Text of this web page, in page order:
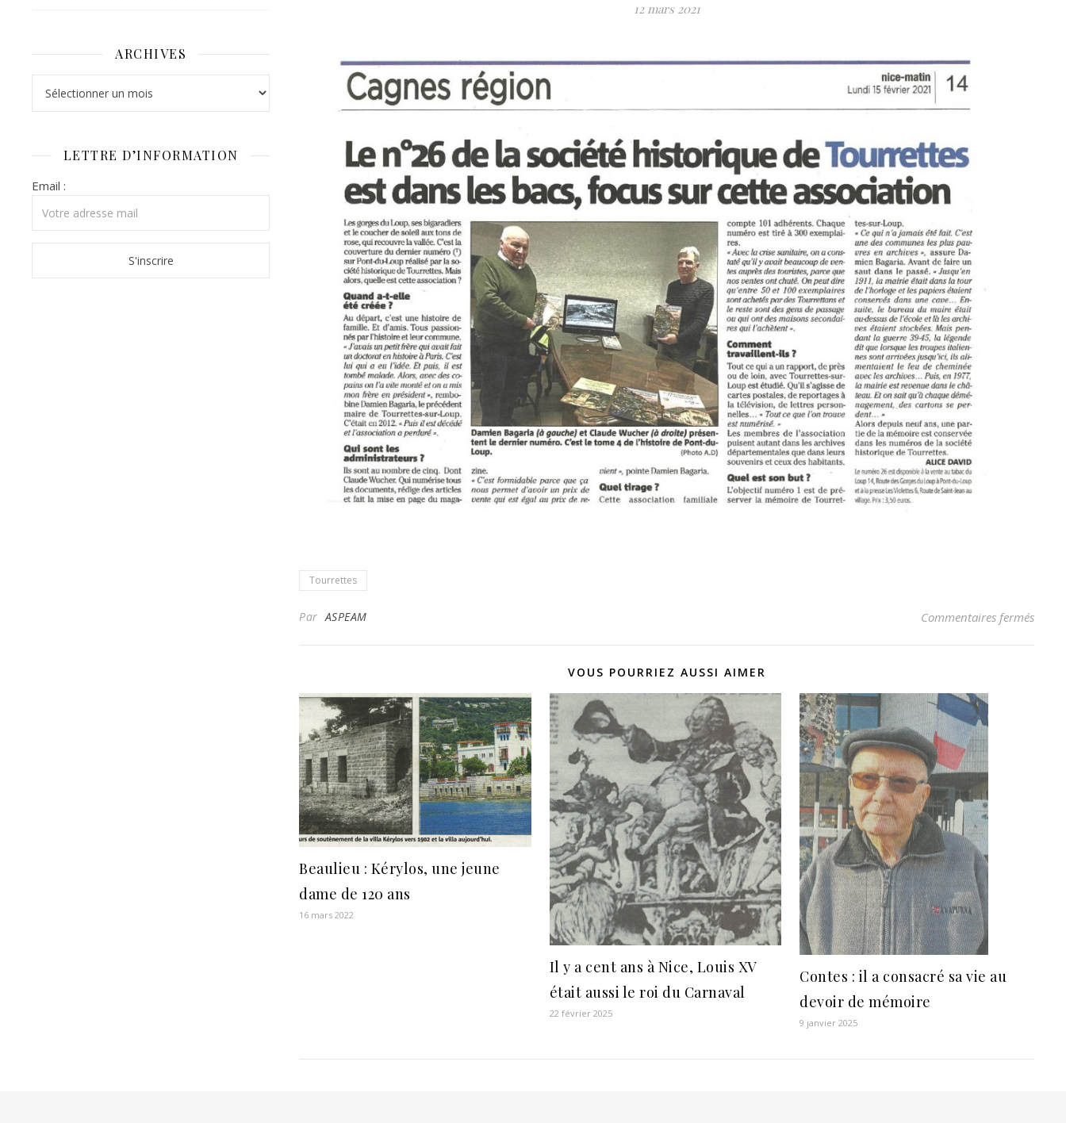
ARCHIVES
LETTRE D’INFORMATION
Email :
12 mars 2021
Tourrettes
ParASPEAM Commentaires ferméssur
VOUS POURRIEZ AUSSI AIMER
Beaulieu : Kérylos, une jeune
dame de 120 ans
16 mars 2022
Il y a cent ans à Nice, Louis XV
était aussi le roi du Carnaval
22 février 2025
Contes : il a consacré sa vie au
devoir de mémoire
9 janvier 2025